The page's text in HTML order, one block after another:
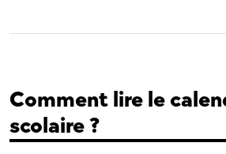
Comment lire le
scolaire ?